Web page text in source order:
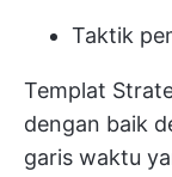
Taktik
Templat
dengan baik
garis waktu